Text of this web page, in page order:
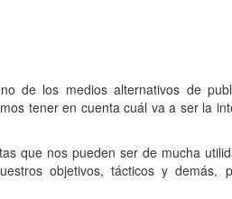
de los medios alternativos de
tener en cuenta cuál va a ser la
que nos pueden ser de mucha
objetivos, tácticos y demás,